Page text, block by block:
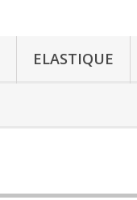
ELASTIQUE